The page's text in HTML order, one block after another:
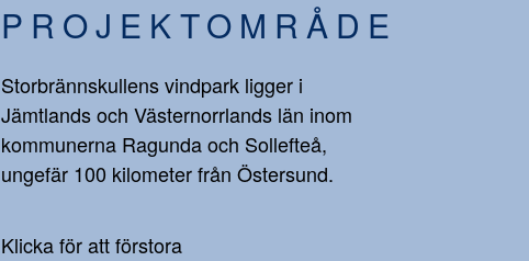
PROJEKTOMRÅDE
Storbrännskullens vindpark ligger i
Jämtlands och Västernorrlands län inom
kommunerna Ragunda och Sollefteå,
ungefär 100 kilometer från Östersund.
Klicka för att förstora